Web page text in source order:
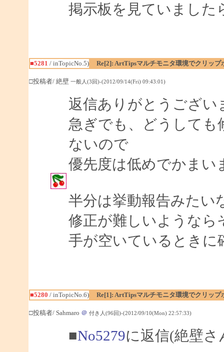
掲示板を見ていました
■5281 / inTopicNo.5) Re[2]: ArtTipsマルチモニタ環境でクリッ
□投稿者/ 絶壁 一般人(3回)-(2012/09/14(Fri) 09:43:01)
返信ありがとうござい
急ぎでも、どうしても
ないので
優先度は低めでかまい
半分は挙動報告みたい
修正が難しいようなら
手が空いているときに
■5280 / inTopicNo.6) Re[1]: ArtTipsマルチモニタ環境でクリッ
□投稿者/ Sahmaro ＠ 付き人(96回)-(2012/09/10(Mon) 22:57:33)
■No5279に返信(絶壁さ